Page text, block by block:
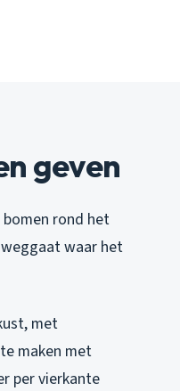
geven
rond het
waar het
met
maken met
per vierkante